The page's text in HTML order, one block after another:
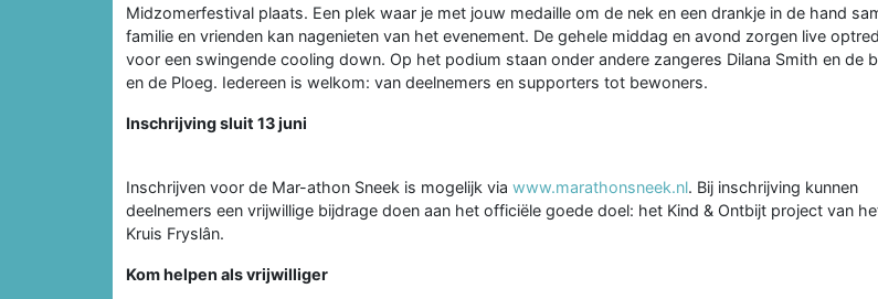
Midzomerfestival plaats. Een plek waar je met jouw medaille om de nek en een drankje in de hand
familie en vrienden kan nagenieten van het evenement. De gehele middag en avond zorgen live
voor een swingende cooling down. Op het podium staan onder andere zangeres Dilana Smith en de
en de Ploeg. Iedereen is welkom: van deelnemers en supporters tot bewoners.
Inschrijving sluit 13 juni
Inschrijven voor de Mar-athon Sneek is mogelijk via www.marathonsneek.nl. Bij inschrijving kunnen
deelnemers een vrijwillige bijdrage doen aan het officiële goede doel: het Kind & Ontbijt project van
Kruis Fryslân.
Kom helpen als vrijwilliger